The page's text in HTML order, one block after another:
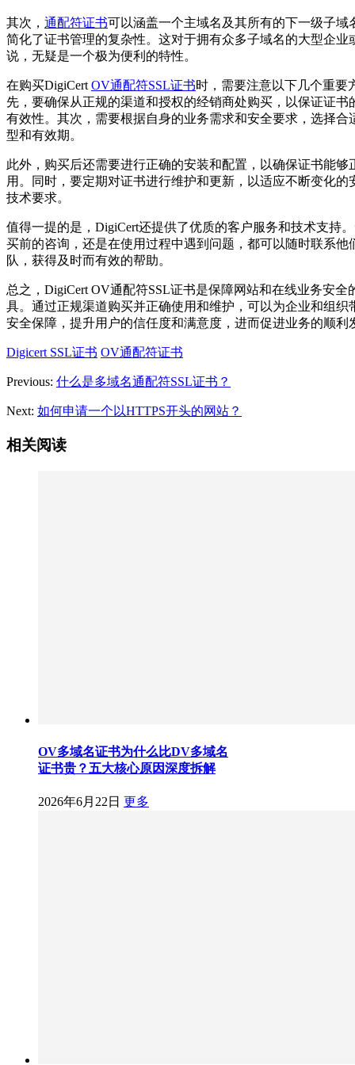
其次， 通配符证书可以涵盖一个主域名及其所有的下一级子域
简化了证书管理的复杂性。这对于拥有众多子域名的大型企业
说，无疑是一个极为便利的特性。
在购买DigiCert OV通配符SSL证书时，需要注意以下几个重要
先，要确保从正规的渠道和授权的经销商处购买，以保证证书
有效性。其次，需要根据自身的业务需求和安全要求，选择合
型和有效期。
此外，购买后还需要进行正确的安装和配置，以确保证书能够
用。同时，要定期对证书进行维护和更新，以适应不断变化的
技术要求。
值得一提的是，DigiCert还提供了优质的客户服务和技术支持
买前的咨询，还是在使用过程中遇到问题，都可以随时联系他
队，获得及时而有效的帮助。
总之，DigiCert OV通配符SSL证书是保障网站和在线业务安全
具。通过正规渠道购买并正确使用和维护，可以为企业和组织
安全保障，提升用户的信任度和满意度，进而促进业务的顺利
Digicert SSL证书 OV通配符证书
Previous: 什么是多域名通配符SSL证书？
Next: 如何申请一个以HTTPS开头的网站？
相关阅读
OV多域名证书为什么比DV多域名
证书贵？五大核心原因深度拆解
2026年6月22日 更多